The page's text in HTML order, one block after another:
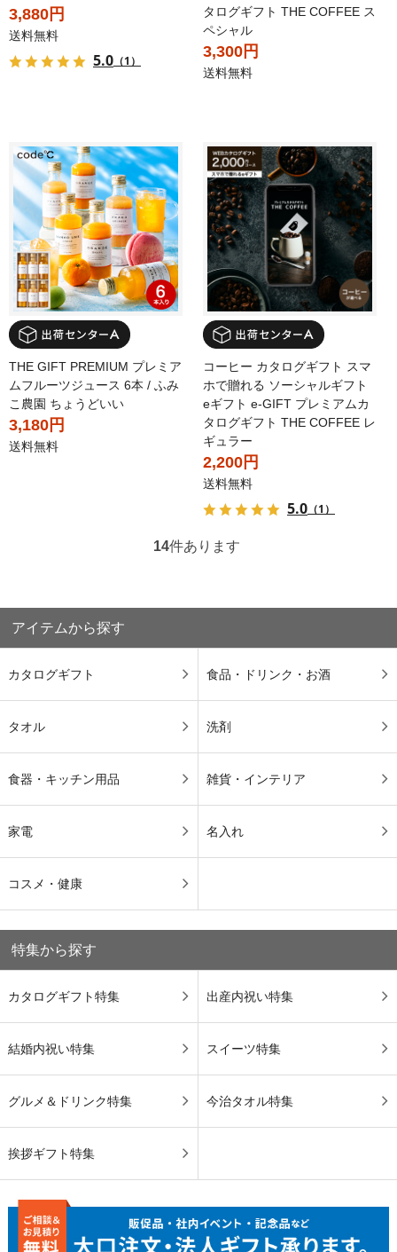
3,880円
送料無料
5.0 （1）
タログギフト THE COFFEE ス
ペシャル
3,300円
送料無料
THE GIFT PREMIUM プレミア
ムフルーツジュース 6本 / ふみ
こ農園 ちょうどいい
3,180円
送料無料
コーヒー カタログギフト スマ
ホで贈れる ソーシャルギフト
eギフト e-GIFT プレミアムカ
タログギフト THE COFFEE レ
ギュラー
2,200円
送料無料
5.0 （1）
14件あります
アイテムから探す
カタログギフト 食品・ドリンク・お酒
タオル 洗剤
食器・キッチン用品 雑貨・インテリア
家電 名入れ
コスメ・健康
特集から探す
カタログギフト特集 出産内祝い特集
結婚内祝い特集 スイーツ特集
グルメ＆ドリンク特集 今治タオル特集
挨拶ギフト特集